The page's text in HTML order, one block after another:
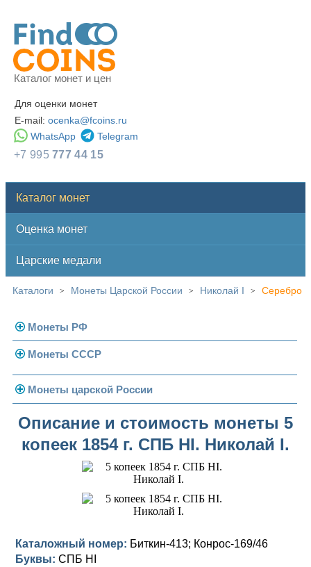
Каталог монет и цен
Для оценки монет
E-mail: ocenka@fcoins.ru
WhatsApp
Telegram
+7 995777 44 15
Каталог монет
Оценка монет
Царские медали
Каталоги > Монеты Царской России > Николай I > Серебро
Монеты РФ
Современная Россия
Монеты 1991-1993 гг.
Монеты СССР
Погодовка СССР
Монеты 1958 года
Золотые червонцы
Памятные и юбилейные
Монеты царской России
Николай II (1894-1917)
Золото
Для Финляндии
Александр III (1881-1894)
Для Финляндии
Александр II (1855-1881)
Медь
Николай I (1825-1855)
Серебро
Золото
Павел I (1796-1801)
Описание и стоимость монеты 5
копеек 1854 г. СПБ HI. Николай I.
Каталожный номер: Биткин-413; Конрос-169/46
Буквы: СПБ HI